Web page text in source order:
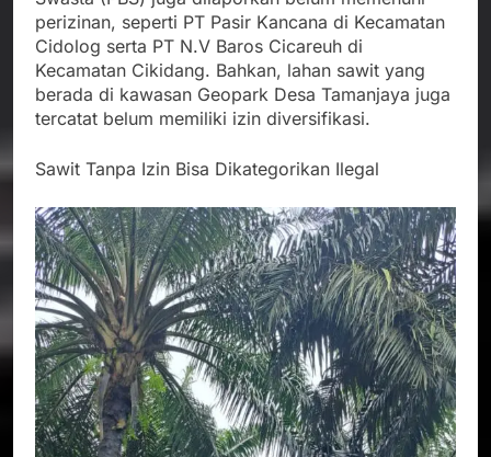
perizinan, seperti PT Pasir Kancana di Kecamatan
Cidolog serta PT N.V Baros Cicareuh di
Kecamatan Cikidang. Bahkan, lahan sawit yang
berada di kawasan Geopark Desa Tamanjaya juga
tercatat belum memiliki izin diversifikasi.
Sawit Tanpa Izin Bisa Dikategorikan Ilegal